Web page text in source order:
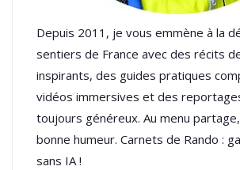
Depuis 2011, je vous emmène à la
sentiers de France avec des récits
inspirants, des guides pratiques
vidéos immersives et des
toujours généreux. Au menu
bonne humeur. Carnets de Rando :
sans IA !